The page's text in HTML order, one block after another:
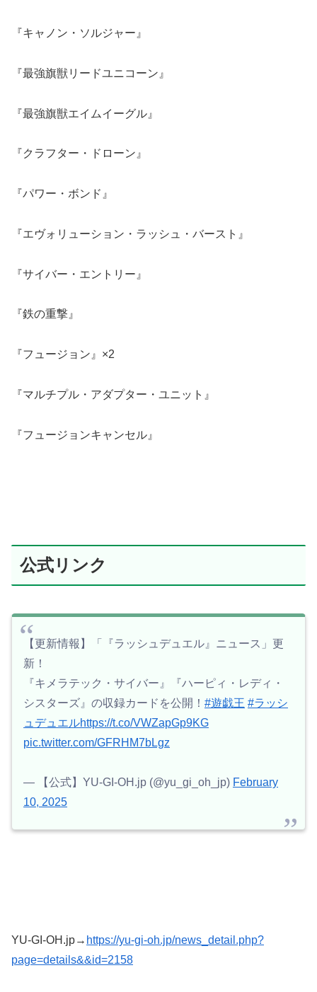
『キャノン・ソルジャー』
『最強旗獣リードユニコーン』
『最強旗獣エイムイーグル』
『クラフター・ドローン』
『パワー・ボンド』
『エヴォリューション・ラッシュ・バースト』
『サイバー・エントリー』
『鉄の重撃』
『フュージョン』×2
『マルチプル・アダプター・ユニット』
『フュージョンキャンセル』
公式リンク
【更新情報】「『ラッシュデュエル』ニュース」更
新！
『キメラテック・サイバー』『ハーピィ・レディ・
シスターズ』の収録カードを公開！ #遊戯王 #ラッシ
ュデュエルhttps://t.co/VWZapGp9KG
pic.twitter.com/GFRHM7bLgz
— 【公式】YU-GI-OH.jp (@yu_gi_oh_jp) February
10, 2025
YU-GI-OH.jp→ https://yu-gi-oh.jp/news_detail.php?
page=details&&id=2158